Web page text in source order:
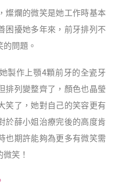
燦爛的微笑是她工作時基本
困擾她多年來，前牙排列不
問題。
製作上顎4顆前牙的全瓷牙
排列變整齊了，顏色也晶瑩
笑了，她對自己的笑容更有
於薛小姐治療完後的高度肯
也期許能夠為更多有微笑需
笑！